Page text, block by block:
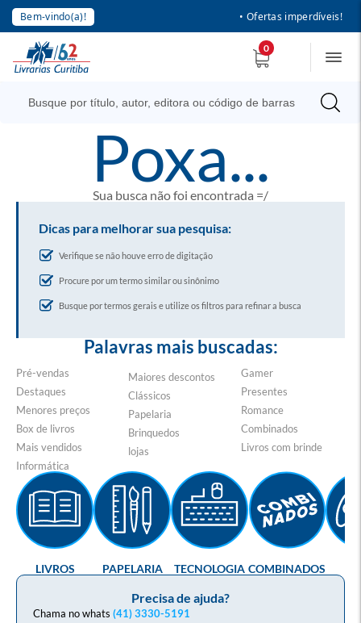
Bem-vindo(a)! • Ofertas imperdíveis!
0
poxa...
Sua busca não foi encontrada =/
Dicas para melhorar sua pesquisa:
Verifique se não houve erro de digitação
Procure por um termo similar ou sinônimo
Busque por termos gerais e utilize os filtros para refinar a busca
Palavras mais buscadas:
Pré-vendas
Destaques
Menores preços
Box de livros
Mais vendidos
Informática
Maiores descontos
Clássicos
Papelaria
Brinquedos
lojas
Gamer
Presentes
Romance
Combinados
Livros com brinde
Precisa de ajuda?
Chama no whats (41) 3330-5191
LIVROS PAPELARIA TECNOLOGIA COMBINADOS